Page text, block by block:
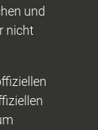
und
nicht